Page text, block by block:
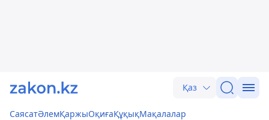
Қаз
СаясатӘлемҚаржыОқиғаҚұқықМақалалар